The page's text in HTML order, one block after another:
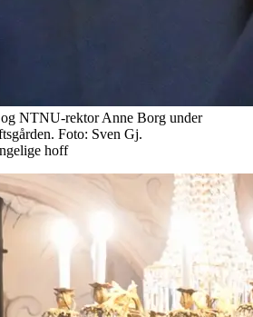
NTNU-rektor Anne Borg under
Foto: Sven Gj.
hoff